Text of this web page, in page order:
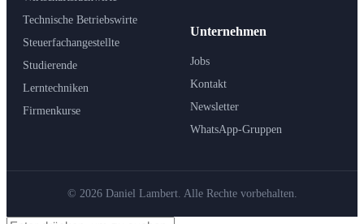
Technische Betriebswirte
Steuerfachangestellte
Studierende
Lerntechniken
Firmenkurse
Unternehmen
Jobs
Kontakt
Newsletter
WhatsApp-Gruppen
© 2026 Daniel Lambert. Alle Rechte vorbehalten.